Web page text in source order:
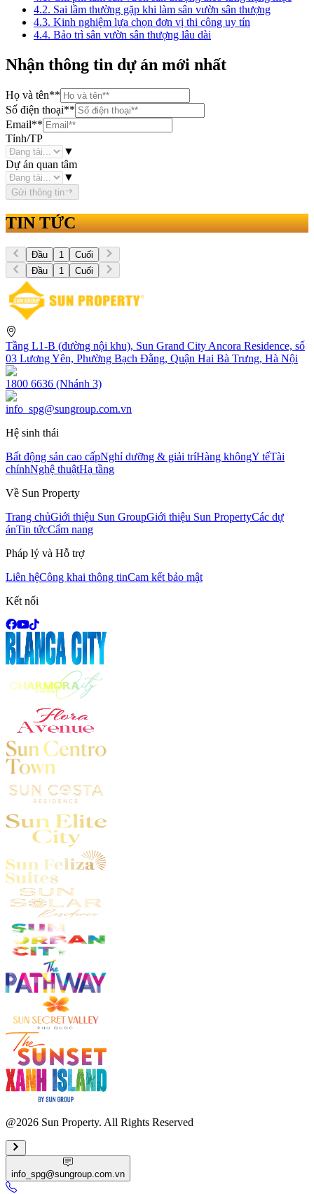
4.2. Sai lầm thường gặp khi làm sân vườn sân thượng
4.3. Kinh nghiệm lựa chọn đơn vị thi công uy tín
4.4. Bảo trì sân vườn sân thượng lâu dài
Nhận thông tin dự án mới nhất
Họ và tên**
Số điện thoại**
Email**
Tỉnh/TP
▼
Dự án quan tâm
▼
Gửi thông tin
TIN TỨC
Đầu 1
Cuối
Đầu
1 Cuối
Tầng L1-B (đường nội khu), Sun Grand City Ancora Residence, số
03 Lương Yên, Phường Bạch Đằng, Quận Hai Bà Trưng, Hà Nội
1800 6636 (Nhánh 3)
info_spg@sungroup.com.vn
Hệ sinh thái
Bất động sản cao cấpNghỉ dưỡng & giải tríHàng khôngY tếTài
chínhNghệ thuậtHạ tầng
Về Sun Property
Trang chủGiới thiệu Sun GroupGiới thiệu Sun PropertyCác dự
ánTin tứcCẩm nang
Pháp lý và Hỗ trợ
Liên hệCông khai thông tinCam kết bảo mật
Kết nối
@2026 Sun Property. All Rights Reserved
info_spg@sungroup.com.vn